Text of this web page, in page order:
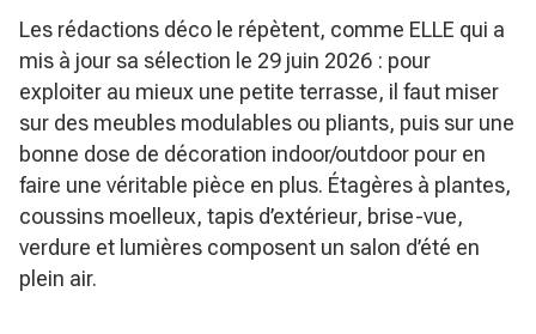
Les rédactions déco le répètent, comme ELLE qui a
mis à jour sa sélection le 29 juin 2026 : pour
exploiter au mieux une petite terrasse, il faut miser
sur des meubles modulables ou pliants, puis sur une
bonne dose de décoration indoor/outdoor pour en
faire une véritable pièce en plus. Étagères à plantes,
coussins moelleux, tapis d’extérieur, brise-vue,
verdure et lumières composent un salon d’été en
plein air.